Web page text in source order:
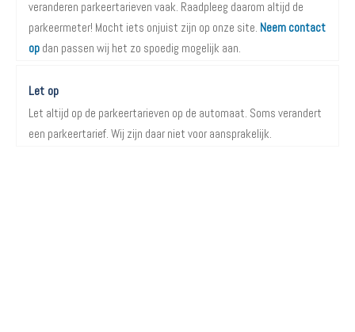
veranderen parkeertarieven vaak. Raadpleeg daarom altijd de
parkeermeter! Mocht iets onjuist zijn op onze site. Neem contact
op dan passen wij het zo spoedig mogelijk aan.
Let op
Let altijd op de parkeertarieven op de automaat. Soms verandert
een parkeertarief. Wij zijn daar niet voor aansprakelijk.